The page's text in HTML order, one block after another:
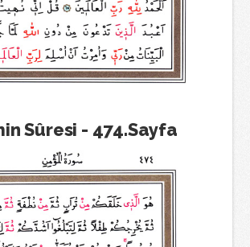
Sûresi - 474.Sayfa